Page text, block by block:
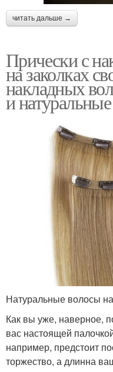
читать дальше →
Прически с
на заколках
накладных
и натуральные
Натуральные волосы
Как вы уже, наверное,
вас настоящей
например, предстоит
торжество, а длинна